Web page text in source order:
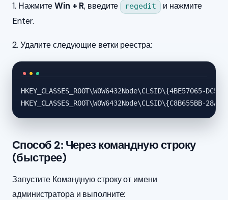
1. НажмитеWin + R, введите regedit и нажмите
Enter.
2. Удалите следующие ветки реестра:
HKEY_CLASSES_ROOT\WOW6432Node\CLSID\{4BE57065-
HKEY_CLASSES_ROOT\WOW6432Node\CLSID\{C8B655BB-
Способ 2: Через командную строку
(быстрее)
Запустите Командную строку от имени
администратора и выполните: